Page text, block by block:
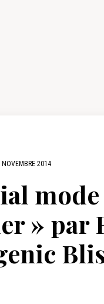
NOVEMBRE 2014
mode
» par